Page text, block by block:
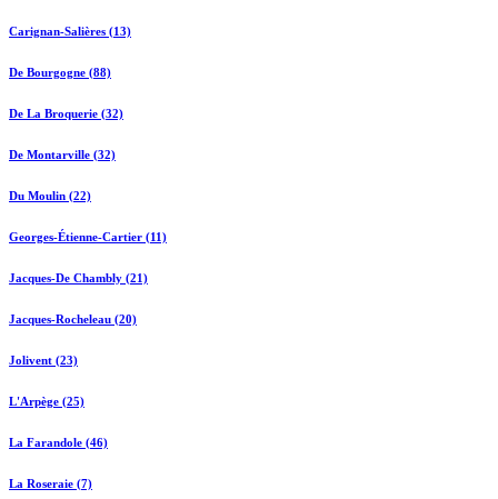
Carignan-Salières (13)
De Bourgogne (88)
De La Broquerie (32)
De Montarville (32)
Du Moulin (22)
Georges-Étienne-Cartier (11)
Jacques-De Chambly (21)
Jacques-Rocheleau (20)
Jolivent (23)
L'Arpège (25)
La Farandole (46)
La Roseraie (7)